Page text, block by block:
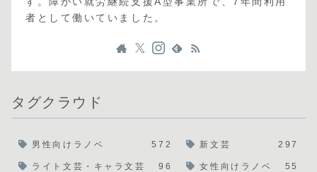
者として働いていました。
タグクラウド
男性向けラノベ 572 新文芸 297
ライト文芸・キャラ文芸 96 女性向けラノベ 55